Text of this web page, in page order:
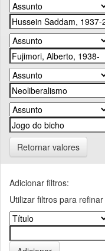
Retornar valores
Adicionar filtros:
Utilizar filtros para